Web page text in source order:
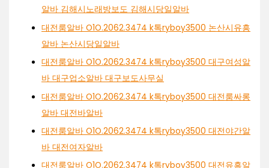
알바 김해시노래방보도 김해시당일알바
대전룸알바 O1O.2062.3474 k톡ryboy3500 논산시유흥
알바 논산시당일알바
대전룸알바 O1O.2062.3474 k톡ryboy3500 대구여성알
바 대구업소알바 대구보도사무실
대전룸알바 O1O.2062.3474 k톡ryboy3500 대전룸싸롱
알바 대전바알바
대전룸알바 O1O.2062.3474 k톡ryboy3500 대전야간알
바 대전여자알바
대전룸알바 O1O.2062.3474 k톡ryboy3500 대전유흥알